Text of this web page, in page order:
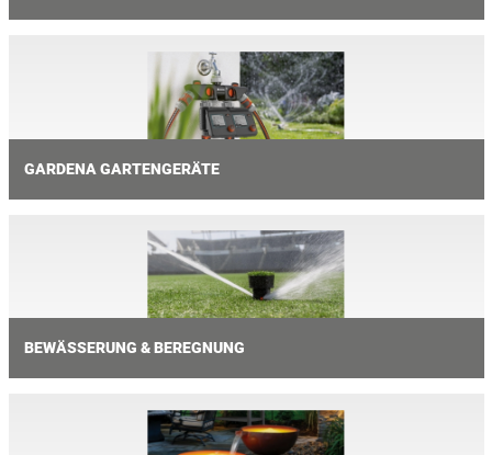
GARDENA GARTENGERÄTE
BEWÄSSERUNG & BEREGNUNG